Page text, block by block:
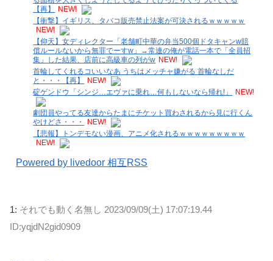
【再】
NEW!
【衝撃】イギリス、タバコ販売禁止法案が可決されるｗｗｗｗｗ
NEW!
【仰天】女ディレクター「老舗町中華の弁当500個ドタキャンw賠
償ルールないから無罪でーすw」→常連の俺が電話一本で「全員招
集」した結果、店前に高級車の列がw NEW!
首輪してくれるコいいなあ うちはメッチャ嫌がる 首輪なしだ
と・・・【再】
NEW!
碇ゲンドウ「シンジ…エヴァに乗れ…何もしないなら帰れ!」
NEW!
劇団員やってる友達からたまにチケット買わされるから見に行くん
やけどさ・・・
NEW!
【悲報】トンデモない漫画、アニメ化されるｗｗｗｗｗｗｗｗｗ
NEW!
Powered by livedoor 相互RSS
1: それでも動く名無し 2023/09/09(土) 17:07:19.44
ID:yqjdN2gid0909